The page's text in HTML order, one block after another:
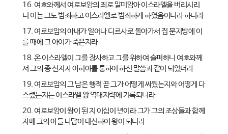
16. 여호와께서 여로보암의 죄로 말미암아 이스라엘을 버리시리
니 이는 그도 범죄하고 이스라엘로 범죄하게 하였음이니라 하니라
17. 여로보암의 아내가 일어나 디르사로 돌아가서 집 문지방에 이
를 때에 그 아이가 죽은지라
18. 온 이스라엘이 그를 장사하고 그를 위하여 슬퍼하니 여호와께
서 그의 종 선지자 아히야를 통하여 하신 말씀과 같이 되었더라
19. 여로보암의 그 남은 행적 곧 그가 어떻게 싸웠는지와 어떻게 다
스렸는지는 이스라엘 왕 역대지략에 기록되니라
20. 여로보암이 왕이 된 지 이십이 년이라 그가 그의 조상들과 함께
자매 그의 아들 나답이 대신하여 왕이 되니라